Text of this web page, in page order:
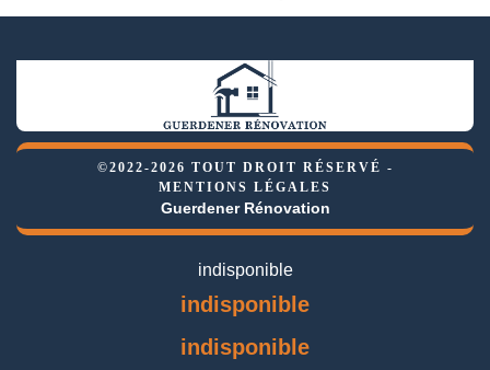
©2022-2026 TOUT DROIT RÉSERVÉ -
MENTIONS LÉGALES
Guerdener Rénovation
indisponible
indisponible
indisponible